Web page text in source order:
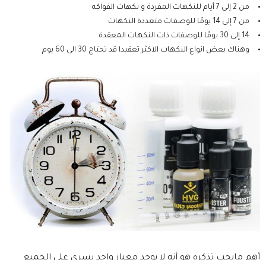
من 2 إلى 7 أيام للنكهات المفردة و نكهات الفواكه
من 7 إلى 14 يومًا للوصفات متعددة النكهات
14 إلى 30 يومًا للوصفات ذات النكهات المعقدة
وهناك بعض انواع النكهات الاكثر تعقيدا قد تحتاج 30 الى 60 يوم